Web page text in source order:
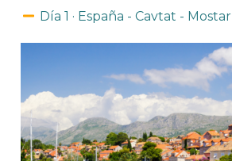
Día 1 · España - Cavtat - Mostar